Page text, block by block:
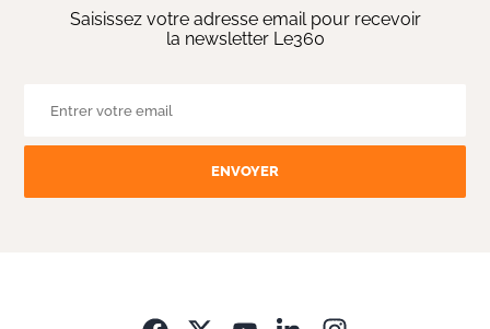
Saisissez votre adresse email pour recevoir
la newsletter Le360
ENVOYER